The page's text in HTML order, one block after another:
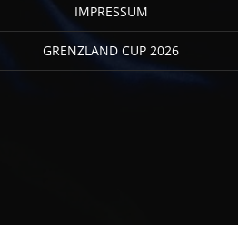
IMPRESSUM
GRENZLAND CUP 2026